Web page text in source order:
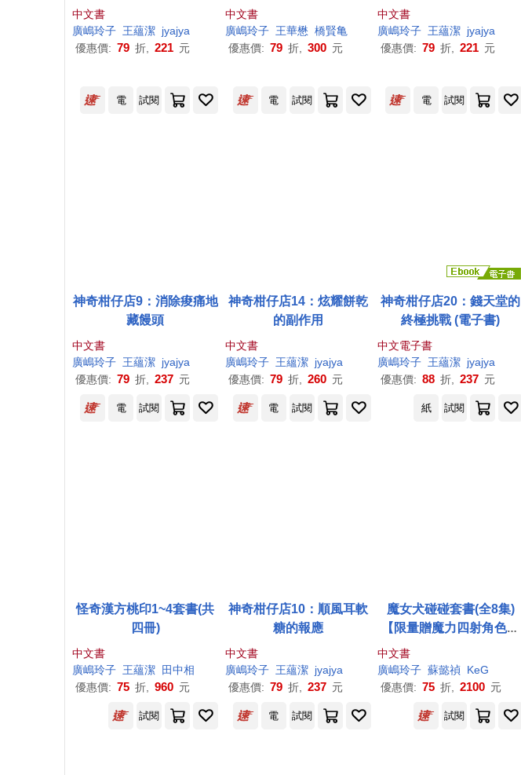
中文書
廣嶋玲子 王蘊潔 jyajya
優惠價: 79 折, 221 元
中文書
廣嶋玲子 王華懋 橋賢亀
優惠價: 79 折, 300 元
中文書
廣嶋玲子 王蘊潔 jyajya
優惠價: 79 折, 221 元
電 試閱 電 試閱 電 試閱
神奇柑仔店9：消除痠痛地
藏饅頭
中文書
廣嶋玲子 王蘊潔 jyajya
優惠價: 79 折, 237 元
神奇柑仔店14：炫耀餅乾
的副作用
中文書
廣嶋玲子 王蘊潔 jyajya
優惠價: 79 折, 260 元
神奇柑仔店20：錢天堂的
終極挑戰 (電子書)
中文電子書
廣嶋玲子 王蘊潔 jyajya
優惠價: 88 折, 237 元
電 試閱 電 試閱 紙 試閱
怪奇漢方桃印1~4套書(共
四冊)
中文書
廣嶋玲子 王蘊潔
田中相
優惠價: 75 折, 960 元
神奇柑仔店10：順風耳軟
糖的報應
中文書
廣嶋玲子 王蘊潔 jyajya
優惠價: 79 折, 237 元
魔女犬碰碰套書(全8集)
【限量贈魔力四射角色透
中文書
廣嶋玲子 蘇懿禎 KeG
優惠價: 75 折, 2100 元
試閱 電 試閱 試閱